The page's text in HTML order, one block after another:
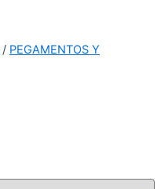
/ PEGAMENTOS Y